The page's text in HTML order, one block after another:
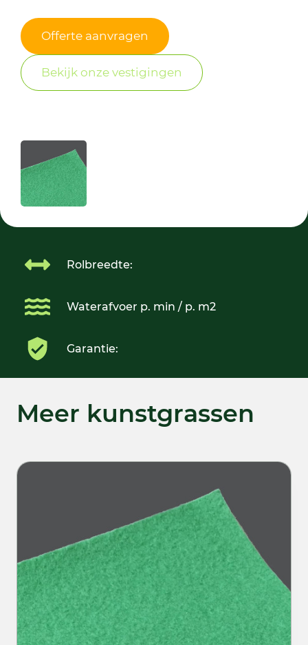
Offerte aanvragen
Bekijk onze vestigingen
Rolbreedte:
Waterafvoer p. min / p. m2
Garantie:
Meer kunstgrassen